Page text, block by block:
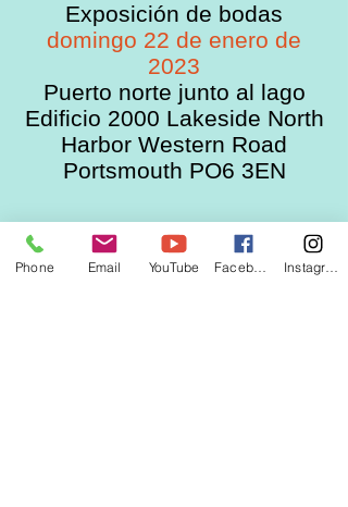
Exposición de bodas
domingo 22 de enero de
2023
Puerto norte junto al lago
Edificio 2000 Lakeside North
Harbor Western Road
Portsmouth PO6 3EN
Phone Email YouTube